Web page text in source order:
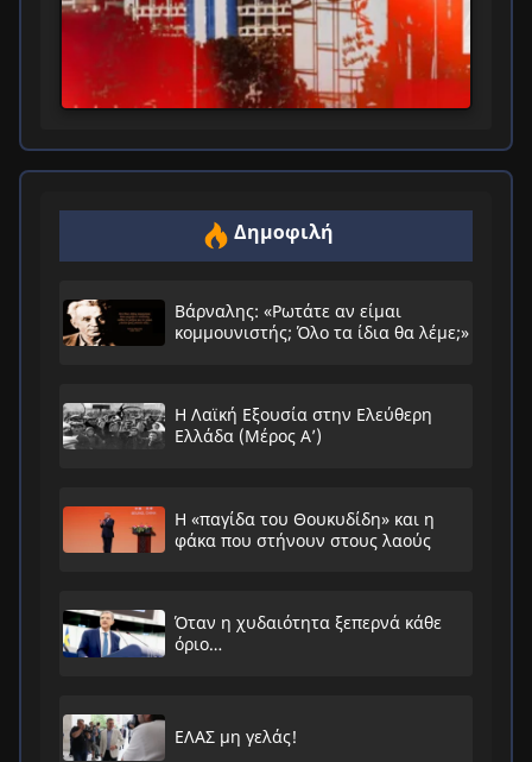
Δημοφιλή
Βάρναλης: «Ρωτάτε αν είμαι
κομμουνιστής; Όλο τα ίδια θα λέμε;»
Η Λαϊκή Εξουσία στην Ελεύθερη
Ελλάδα (Μέρος Α’)
Η «παγίδα του Θουκυδίδη» και η
φάκα που στήνουν στους λαούς
Όταν η χυδαιότητα ξεπερνά κάθε
όριο…
ΕΛΑΣ μη γελάς!